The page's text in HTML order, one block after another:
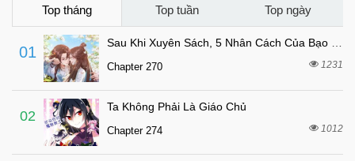
Chapter 36 6 tháng trước
Chapter 35
Chapter 34
Chapter 33
Chapter 32 8 tháng trước
Chapter 31
Top tháng Top tuần Top ngày
01
Chapter 270 1231
02
Ta Không Phải Là Giáo Chủ
Chapter 274 1012